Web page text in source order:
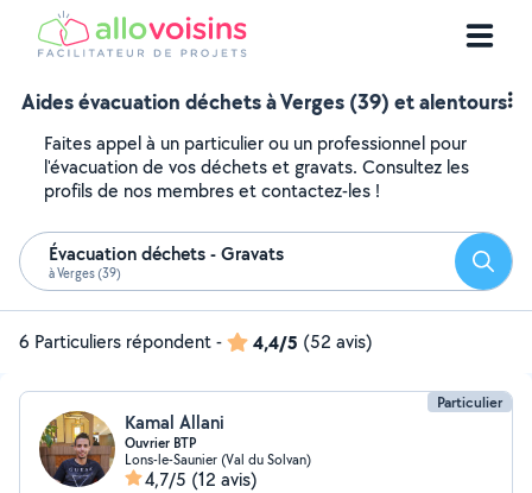
Aides évacuation déchets à Verges (39) et alentours
Faites appel à un particulier ou un professionnel pour
l'évacuation de vos déchets et gravats. Consultez les
profils de nos membres et contactez-les !
Évacuation déchets - Gravats
à Verges (39)
6 Particuliers répondent- 4,4/5 (52 avis)
Particulier
Kamal Allani
Ouvrier BTP
Lons-le-Saunier (Val du Solvan)
4,7/5 (12 avis)